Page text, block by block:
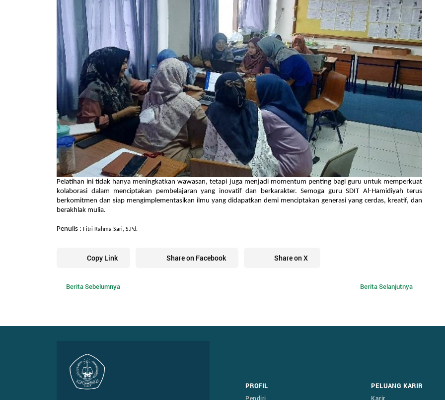
Pelatihan ini tidak hanya meningkatkan wawasan, tetapi juga menjadi momentum penting bagi guru untuk memperkuat
kolaborasi dalam menciptakan pembelajaran yang inovatif dan berkarakter. Semoga guru SDIT Al-Hamidiyah terus
berkomitmen dan siap mengimplementasikan ilmu yang didapatkan demi menciptakan generasi yang cerdas, kreatif, dan
berakhlak mulia.
Penulis : Fitri Rahma Sari, S.Pd.
Copy Link Share on Facebook Share on X
Berita Sebelumnya Berita Selanjutnya
PROFIL
Pendiri
PELUANG KARIR
Karir